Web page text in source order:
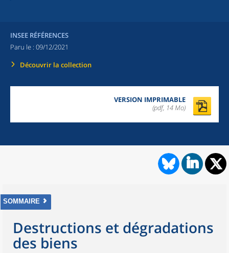
INSEE RÉFÉRENCES
Paru le : 09/12/2021
Découvrir la collection
VERSION IMPRIMABLE
(pdf, 14 Mo)
SOMMAIRE
Destructions et dégradations
des biens